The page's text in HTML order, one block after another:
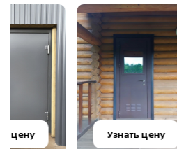
Узнать цену